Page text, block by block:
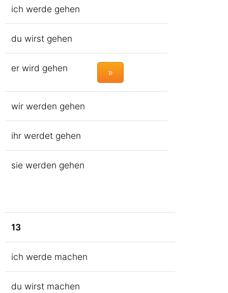
ich werde gehen
du wirst gehen
er wird gehen »
wir werden gehen
ihr werdet gehen
sie werden gehen
13
ich werde machen
du wirst machen